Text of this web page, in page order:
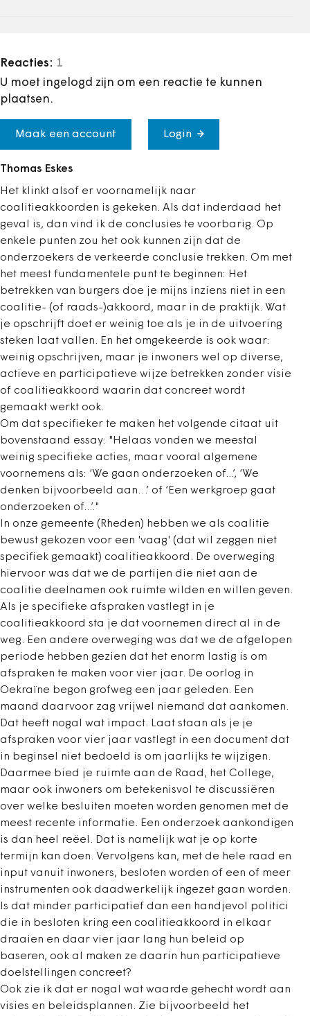
Reacties: 1
U moet ingelogd zijn om een reactie te kunnen
plaatsen.
Maak een account Login
Thomas Eskes
Het klinkt alsof er voornamelijk naar
coalitieakkoorden is gekeken. Als dat inderdaad het
geval is, dan vind ik de conclusies te voorbarig. Op
enkele punten zou het ook kunnen zijn dat de
onderzoekers de verkeerde conclusie trekken. Om met
het meest fundamentele punt te beginnen: Het
betrekken van burgers doe je mijns inziens niet in een
coalitie- (of raads-)akkoord, maar in de praktijk. Wat
je opschrijft doet er weinig toe als je in de uitvoering
steken laat vallen. En het omgekeerde is ook waar:
weinig opschrijven, maar je inwoners wel op diverse,
actieve en participatieve wijze betrekken zonder visie
of coalitieakkoord waarin dat concreet wordt
gemaakt werkt ook.
Om dat specifieker te maken het volgende citaat uit
bovenstaand essay: "Helaas vonden we meestal
weinig specifieke acties, maar vooral algemene
voornemens als: ‘We gaan onderzoeken of...’, ‘We
denken bijvoorbeeld aan…’ of ‘Een werkgroep gaat
onderzoeken of...’."
In onze gemeente (Rheden) hebben we als coalitie
bewust gekozen voor een 'vaag' (dat wil zeggen niet
specifiek gemaakt) coalitieakkoord. De overweging
hiervoor was dat we de partijen die niet aan de
coalitie deelnamen ook ruimte wilden en willen geven.
Als je specifieke afspraken vastlegt in je
coalitieakkoord sta je dat voornemen direct al in de
weg. Een andere overweging was dat we de afgelopen
periode hebben gezien dat het enorm lastig is om
afspraken te maken voor vier jaar. De oorlog in
Oekraïne begon grofweg een jaar geleden. Een
maand daarvoor zag vrijwel niemand dat aankomen.
Dat heeft nogal wat impact. Laat staan als je je
afspraken voor vier jaar vastlegt in een document dat
in beginsel niet bedoeld is om jaarlijks te wijzigen.
Daarmee bied je ruimte aan de Raad, het College,
maar ook inwoners om betekenisvol te discussiëren
over welke besluiten moeten worden genomen met de
meest recente informatie. Een onderzoek aankondigen
is dan heel reëel. Dat is namelijk wat je op korte
termijn kan doen. Vervolgens kan, met de hele raad en
input vanuit inwoners, besloten worden of een of meer
instrumenten ook daadwerkelijk ingezet gaan worden.
Is dat minder participatief dan een handjevol politici
die in besloten kring een coalitieakkoord in elkaar
draaien en daar vier jaar lang hun beleid op
baseren, ook al maken ze daarin hun participatieve
doelstellingen concreet?
Ook zie ik dat er nogal wat waarde gehecht wordt aan
visies en beleidsplannen. Zie bijvoorbeeld het